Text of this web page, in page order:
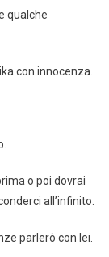
qualche
con innocenza.
o poi dovrai
all’infinito.
parlerò con lei.